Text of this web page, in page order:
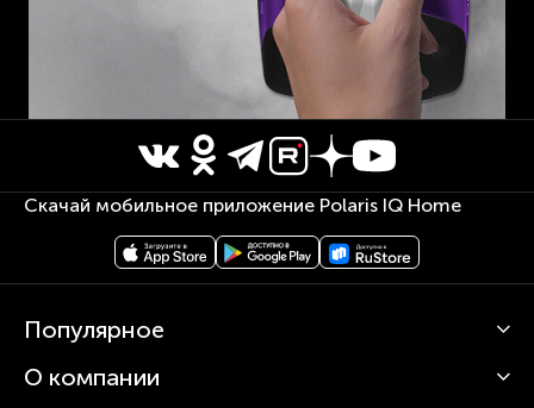
Скачай мобильное приложение Polaris IQ Home
Популярное
Кофемашины
О компании